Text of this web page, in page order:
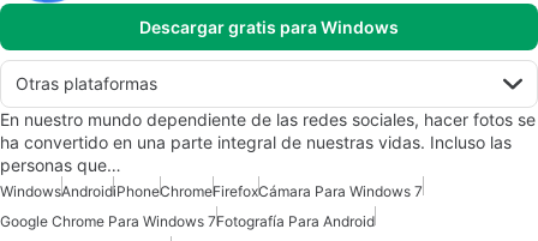
Descargar gratis para Windows
Otras plataformas
En nuestro mundo dependiente de las redes sociales, hacer fotos se
ha convertido en una parte integral de nuestras vidas. Incluso las
personas que…
WindowsAndroidiPhoneChromeFirefoxCámara Para Windows 7
Google Chrome Para Windows 7Fotografía Para Android